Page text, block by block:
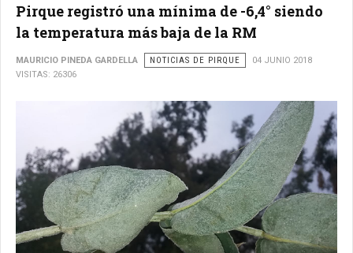
Pirque registró una mínima de -6,4° siendo
la temperatura más baja de la RM
MAURICIO PINEDA GARDELLA NOTICIAS DE PIRQUE
04 JUNIO 2018
VISITAS: 26306